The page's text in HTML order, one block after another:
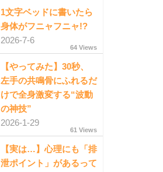
1文字ベッドに書いたら
身体がフニャフニャ!?
2026-7-6
64 Views
【やってみた】30秒、
左手の共鳴骨にふれるだ
けで全身激変する“波動
の神技”
2026-1-29
61 Views
【実は…】心理にも「排
泄ポイント」があるって